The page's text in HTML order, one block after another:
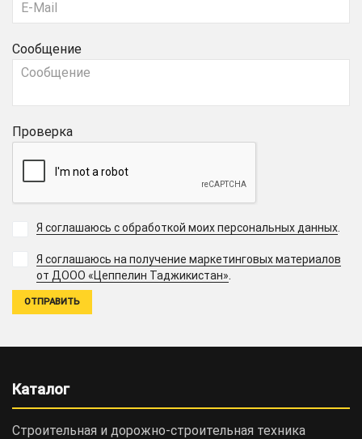
Сообщение
Проверка
Я соглашаюсь с обработкой моих персональных данных
Я соглашаюсь на получение маркетинговых материалов
от ДООО «Цеппелин Таджикистан».
Каталог
Строительная и дорожно-cтроительная техника